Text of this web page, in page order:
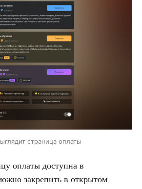
страница оплаты
оплаты доступна в
закрепить в открытом